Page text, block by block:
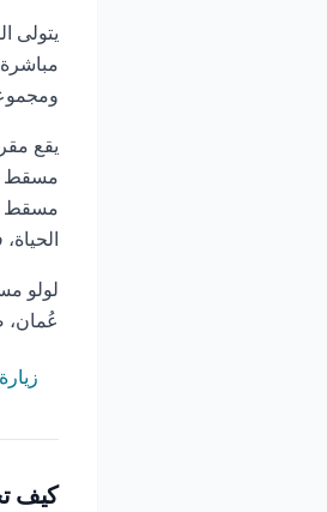
يتولى
يقع
مسقط
لولو
كيف